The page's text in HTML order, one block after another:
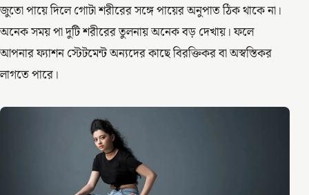
জুতো পায়ে দিলে গোটা শরীরের সঙ্গে পায়ের অনুপাত ঠিক থাকে না।
অনেক সময় পা দুটি শরীরের তুলনায় অনেক বড় দেখায়। ফলে
আপনার ফ্যাশন স্টেটমেন্ট অন্যদের কাছে বিরক্তিকর বা অস্বস্তিকর
লাগতে পারে।